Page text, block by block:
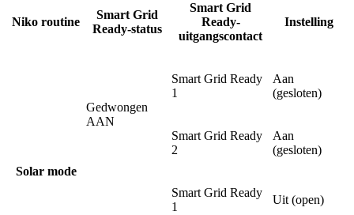
Niko routine
Smart Grid
Ready-status
Smart Grid
Ready-
uitgangscontact
Instelling
Solar mode
Gedwongen
AAN
Smart Grid Ready
1
Aan
(gesloten)
Smart Grid Ready
2
Aan
(gesloten)
Smart Grid Ready
1
Uit (open)